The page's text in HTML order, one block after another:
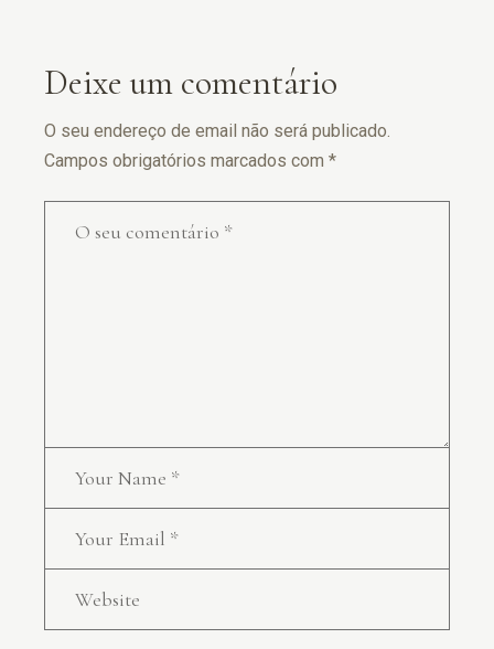
Deixe um comentário
O seu endereço de email não será publicado.
Campos obrigatórios marcados com*